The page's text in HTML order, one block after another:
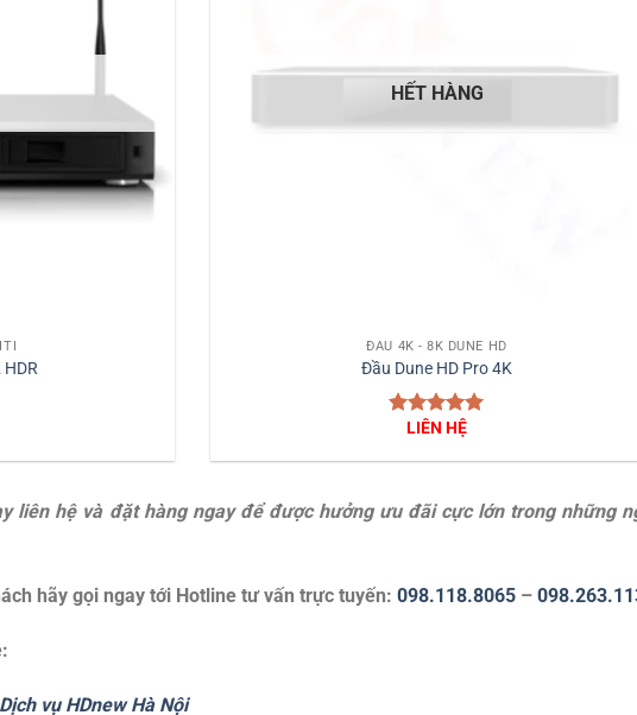
HẾT HÀNG
ĐẦU 4K - 8K DUNE HD
Đầu Dune HD Pro 4K
Được xếp
sao
LIÊN HỆ
liên hệ và đặt hàng ngay để được hưởng ưu đãi cực lớn trong những
hãy gọi ngay tới Hotline tư vấn trực tuyến: 098.118.8065 –
vụ HDnew Hà Nội